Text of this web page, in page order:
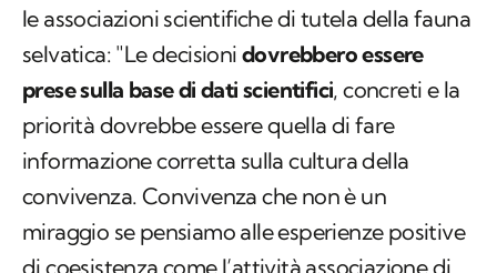
le associazioni scientifiche di tutela della fauna
selvatica: "Le decisioni dovrebbero essere
prese sulla base di dati scientifici, concreti e la
priorità dovrebbe essere quella di fare
informazione corretta sulla cultura della
convivenza. Convivenza che non è un
miraggio se pensiamo alle esperienze positive
di coesistenza come l’attività associazione di